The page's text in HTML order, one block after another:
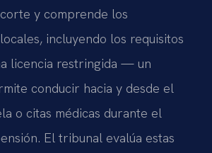
y comprende los
incluyendo los requisitos
licencia restringida — un
conducir hacia y desde el
o citas médicas durante el
El tribunal evalúa estas